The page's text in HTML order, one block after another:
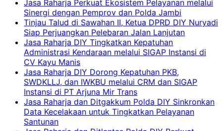
Jasa Raharja Perkuat Ekosistem Pelayanan melalui
Sinergi dengan Pemprov dan Polda Jambi
Tinjau Talud di Sawahan II, Ketua DPRD DIY Nuryadi
Siap Perjuangkan Pelebaran Jalan Lanjutan
Jasa Raharja DIY Tingkatkan Kepatuhan
Administrasi Kendaraan melalui SIGAP Instansi di
CV Kayu Manis
Jasa Raharja DIY Dorong Kepatuhan PKB,
SWDKLLJ, dan IWKBU melalui CRM dan SIGAP
Instansi di PT Arjuna Mir Trans
Jasa Raharja dan Ditgakkum Polda DIY Sinkronkan
Data Kecelakaan untuk Tingkatkan Pelayanan
Santunan